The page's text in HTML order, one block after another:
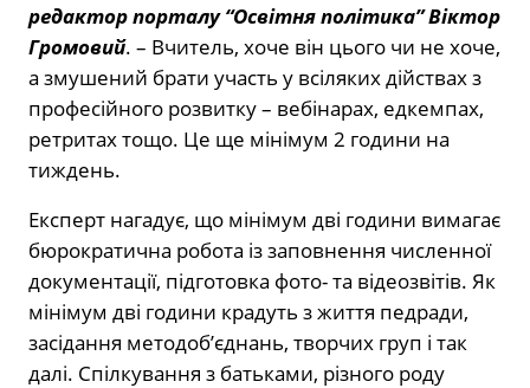
редактор порталу “Освітня політика” Віктор
Громовий. – Вчитель, хоче він цього чи не хоче,
а змушений брати участь у всіляких дійствах з
професійного розвитку – вебінарах, едкемпах,
ретритах тощо. Це ще мінімум 2 години на
тиждень.
Експерт нагадує, що мінімум дві години вимагає
бюрократична робота із заповнення численної
документації, підготовка фото- та відеозвітів. Як
мінімум дві години крадуть з життя педради,
засідання методоб’єднань, творчих груп і так
далі. Спілкування з батьками, різного роду